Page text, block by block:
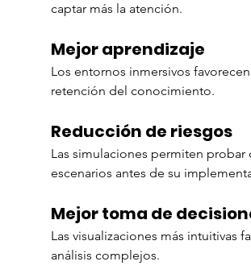
captar más la atención.
Mejor aprendizaje
Los entornos inmersivos
retención del conocimiento.
Reducción de riesgos
Las simulaciones permiten probar
escenarios antes de su
Mejor toma de
Las visualizaciones más intuitivas
análisis complejos.